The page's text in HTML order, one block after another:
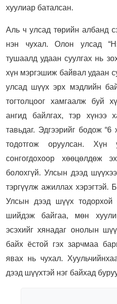
хуулиар баталсан.
Аль ч улсад төрийн албанд
нэн чухал. Олон улсад
тушаалд удаан суулгах нь
хүн мэргэшиж байвал удаан
улсад шүүх эрх мэдлийн
тогтолцоог хамгаалж буй
ангид байлгах, тэр хүнээ
тавьдаг. Эдгээрийг бодож “6
тодотгож оруулсан. Хүн
сонгогдохоор хөөцөлдөж
болохгүй. Улсын дээд
тэргүүлж ажиллах хэрэгтэй.
Улсын дээд шүүх тодорхой
шийдэж байгаа, мөн
эсэхийг хянадаг онолын
байх ёстой гэх зарчмаа
явах нь чухал.
дээд шүүхтэй нэг байхад